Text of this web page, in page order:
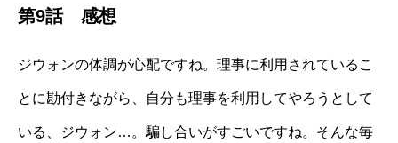
第9話 感想
ジウォンの体調が心配ですね。理事に利用されているこ
とに勘付きながら、自分も理事を利用してやろうとして
いる、ジウォン…。騙し合いがすごいですね。そんな毎